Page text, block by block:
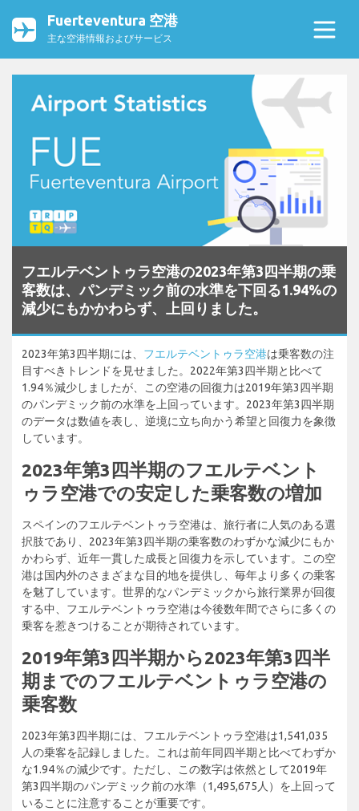
Fuerteventura 空港
主な空港情報およびサービス
フエルテベントゥラ空港の2023年第3四半期の乗
客数は、パンデミック前の水準を下回る1.94%の
減少にもかかわらず、上回りました。
2023年第3四半期には、 フエルテベントゥラ空港は乗客数の注
目すべきトレンドを見せました。2022年第3四半期と比べて
1.94％減少しましたが、この空港の回復力は2019年第3四半期
のパンデミック前の水準を上回っています。2023年第3四半期
のデータは数値を表し、逆境に立ち向かう希望と回復力を象徴
しています。
2023年第3四半期のフエルテベント
ゥラ空港での安定した乗客数の増加
スペインのフエルテベントゥラ空港は、旅行者に人気のある選
択肢であり、2023年第3四半期の乗客数のわずかな減少にもか
かわらず、近年一貫した成長と回復力を示しています。この空
港は国内外のさまざまな目的地を提供し、毎年より多くの乗客
を魅了しています。世界的なパンデミックから旅行業界が回復
する中、フエルテベントゥラ空港は今後数年間でさらに多くの
乗客を惹きつけることが期待されています。
2019年第3四半期から2023年第3四半
期までのフエルテベントゥラ空港の
乗客数
2023年第3四半期には、フエルテベントゥラ空港は1,541,035
人の乗客を記録しました。これは前年同四半期と比べてわずか
な1.94％の減少です。ただし、この数字は依然として2019年
第3四半期のパンデミック前の水準（1,495,675人）を上回って
いることに注意することが重要です。